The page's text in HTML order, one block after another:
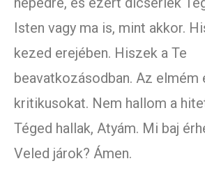
Isten vagy ma is, mint akkor.
kezed erejében. Hiszek a Te
beavatkozásodban. Az elmém
kritikusokat. Nem hallom a
Téged hallak, Atyám. Mi baj
Veled járok? Ámen.